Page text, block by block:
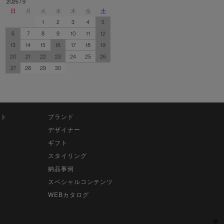
2026 / 9
日
月 火 水 木 金
土
1
2 3 4
5
6
7 8 9 10 11
12
13
14 15 16 17 18
19
20
21 22 23 24 25
26
27
28 29 30
ブランド
デザイナー
ギフト
スタイリング
納品事例
スペシャルコンテンツ
WEBカタログ